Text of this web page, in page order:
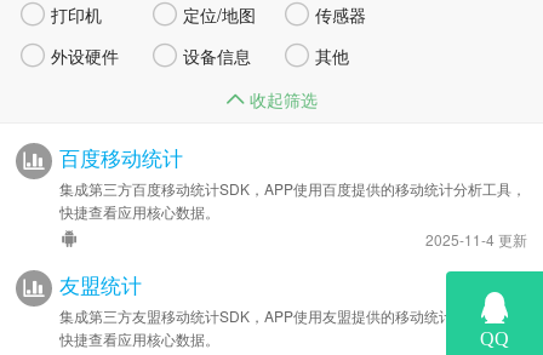
 打印机  定位/地图  传感器
 外设硬件  设备信息  其他
收起筛选
百度移动统计
集成第三方百度移动统计SDK，APP使用百度提供的移动统计分析工具，
快捷查看应用核心数据。
2025-11-4 更新
友盟统计
集成第三方友盟移动统计SDK，APP使用友盟提供的移动统计分析工具，
快捷查看应用核心数据。